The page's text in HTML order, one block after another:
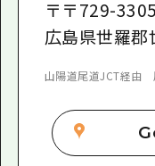
〒 〒729-3305
広島県世羅
山陽道尾道JCT経由